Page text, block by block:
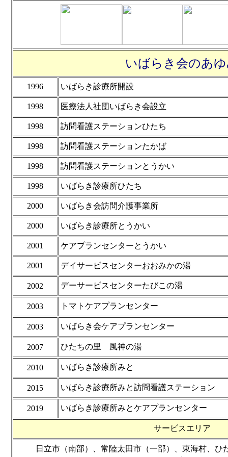
いばらき会のあ
1996 いばらき診療所開設
1998 医療法人社団いばらき会設立
1998 訪問看護ステーションひたち
1998 訪問看護ステーションたかば
1998 訪問看護ステーションとうかい
1998 いばらき診療所ひたち
2000 いばらき会訪問介護事業所
2000 いばらき診療所とうかい
2001 ケアプランセンターとうかい
2001 デイサービスセンターおおみかの湯
2002 デーサービスセンターたびこの湯
2003 トマトケアプランセンター
2003 いばらき会ケアプランセンター
2007 ひたちの里 風神の湯
2010 いばらき診療所みと
2015 いばらき診療所みと訪問看護ステーション
2019 いばらき診療所みとケアプランセンター
サービスエリア
日立市（南部）、常陸太田市（一部）、東海村、ひ